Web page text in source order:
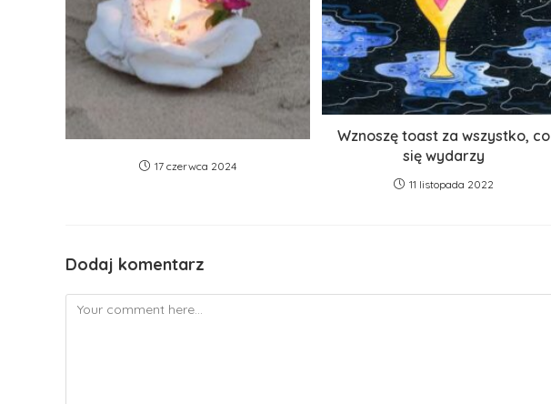
17 czerwca 2024
Wznoszę toast za wszystko, co
się wydarzy
11 listopada 2022
Dodaj komentarz
Comment